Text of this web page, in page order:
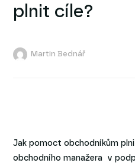
plnit cíle?
Martin Bednář
Jak pomoct obchodníkům
obchodního manažera v